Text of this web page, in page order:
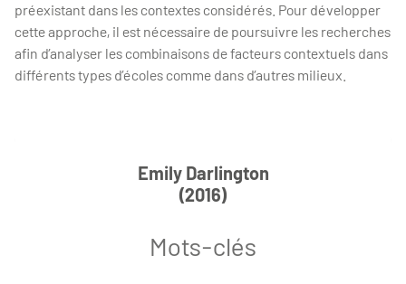
préexistant dans les contextes considérés. Pour développer
cette approche, il est nécessaire de poursuivre les recherches
afin d’analyser les combinaisons de facteurs contextuels dans
différents types d’écoles comme dans d’autres milieux.
Emily Darlington
(2016)
Mots-clés